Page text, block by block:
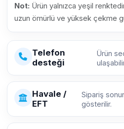
Not: Ürün yalnızca yeşil
uzun ömürlü ve yüksek çekme
Telefon
desteği
Ürün
Havale /
EFT
Sipariş
gösterilir.